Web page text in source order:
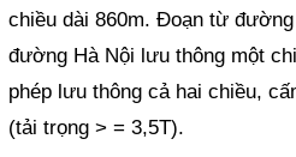
chiều dài 860m. Đoạn từ
đường Hà Nội lưu thông một
phép lưu thông cả hai chiều,
(tải trọng > = 3,5T).